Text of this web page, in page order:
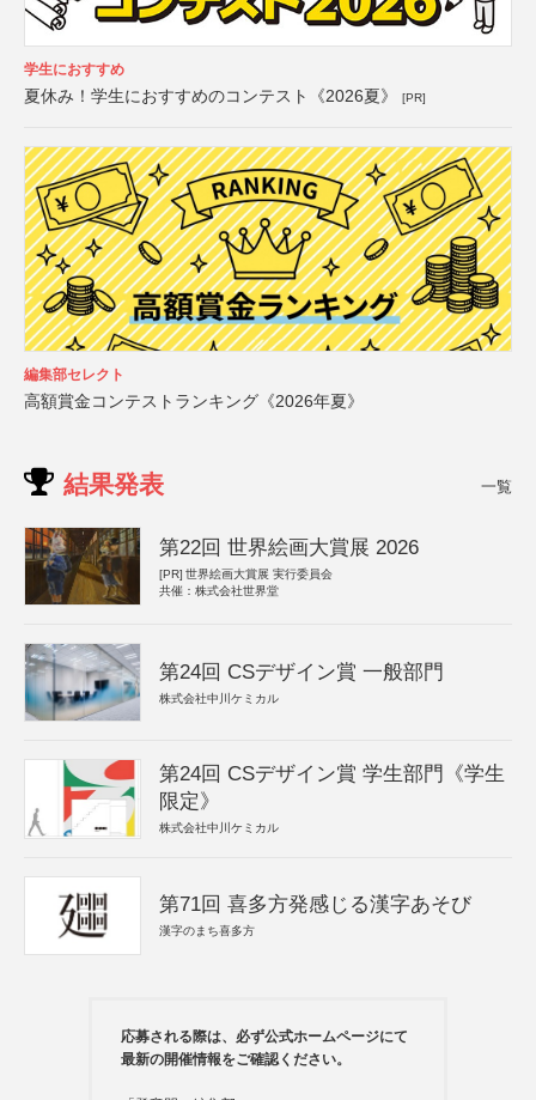
学生におすすめ
夏休み！学生におすすめのコンテスト《2026夏》 [PR]
編集部セレクト
高額賞金コンテストランキング《2026年夏》
結果発表 一覧
第22回 世界絵画大賞展 2026
[PR] 世界絵画大賞展 実行委員会
共催：株式会社世界堂
第24回 CSデザイン賞 一般部門
株式会社中川ケミカル
第24回 CSデザイン賞 学生部門《学生
限定》
株式会社中川ケミカル
第71回 喜多方発感じる漢字あそび
漢字のまち喜多方
応募される際は、必ず公式ホームページにて
最新の開催情報をご確認ください。